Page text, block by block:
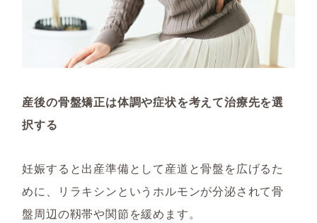
産後の骨盤矯正は体調や症状を考えて治療先を選
択する
妊娠すると出産準備として産道と骨盤を広げるた
めに、リラキシンというホルモンが分泌されて骨
盤周辺の靱帯や関節を緩めます。